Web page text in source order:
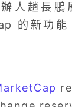
人趙長鵬
的新功能